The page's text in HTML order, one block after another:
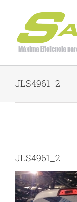
content
JLS4961_2
JLS4961_2